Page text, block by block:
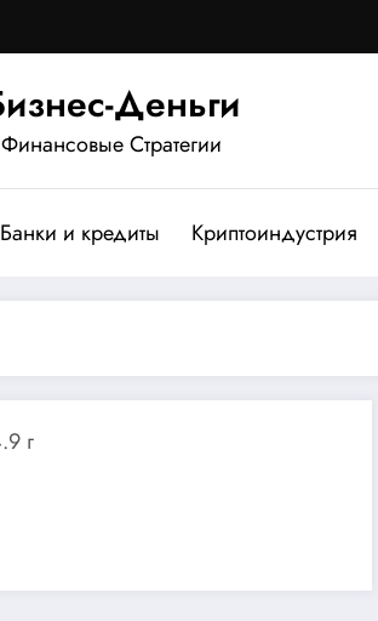
Деньги
Финансовые Стратегии
Банки и кредиты Криптоиндустрия
г